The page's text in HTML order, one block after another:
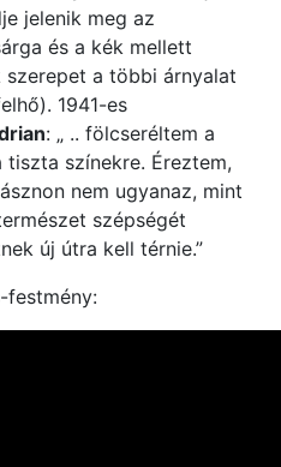
jelenik meg az
és a kék mellett
a többi árnyalat
1941-es
: „ .. fölcseréltem a
színekre. Éreztem,
nem ugyanaz, mint
szépségét
új útra kell térnie.”
festmény: